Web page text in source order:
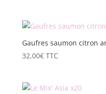
Gaufres saumon citron
32,00€ TTC